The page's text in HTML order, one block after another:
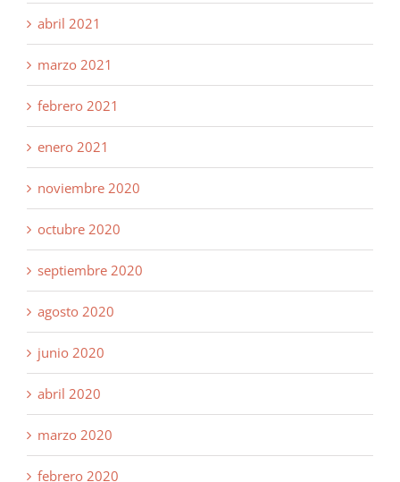
abril 2021
marzo 2021
febrero 2021
enero 2021
noviembre 2020
octubre 2020
septiembre 2020
agosto 2020
junio 2020
abril 2020
marzo 2020
febrero 2020